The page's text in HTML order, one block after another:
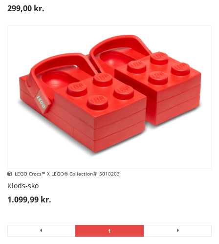
299,00 kr.
LEGO Crocs™ X LEGO® Collection 5010203
Klods-sko
1.099,99 kr.
1